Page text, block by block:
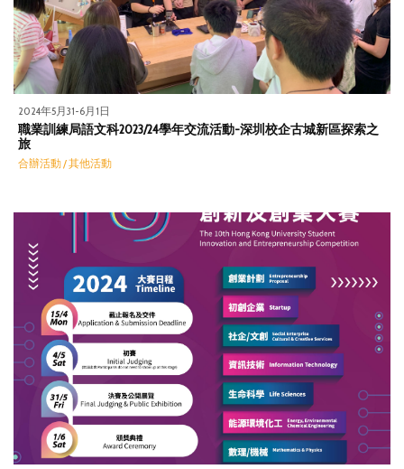
2024年5月31-6月1日
職業訓練局語文科2023/24學年交流活動-深圳校企古城新區探索之
旅
合辦活動 / 其他活動